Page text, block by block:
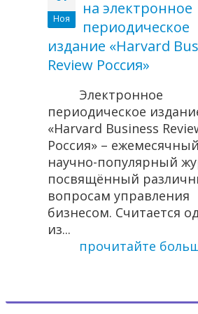
Ноя
на электронное
периодическое
издание «Harvard
Review Россия»
Электронное
периодическое
«Harvard Business
Россия» – ежемесячный
научно-популярный
посвящённый
вопросам управления
бизнесом. Считается
из...
прочитайте